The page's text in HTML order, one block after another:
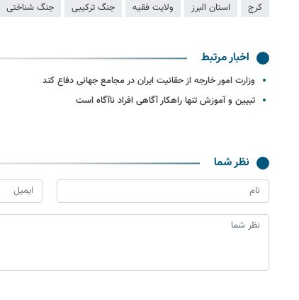
کرج استان البرز ولایت فقیه جنگ ترکیبی جنگ شناختی
اخبار مرتبط
وزارت امور خارجه از حقانیت ایران در مجامع جهانی دفاع کند
تبیین و آموزش تنها راهکار آگاهی افراد ناآگاه است
نظر شما